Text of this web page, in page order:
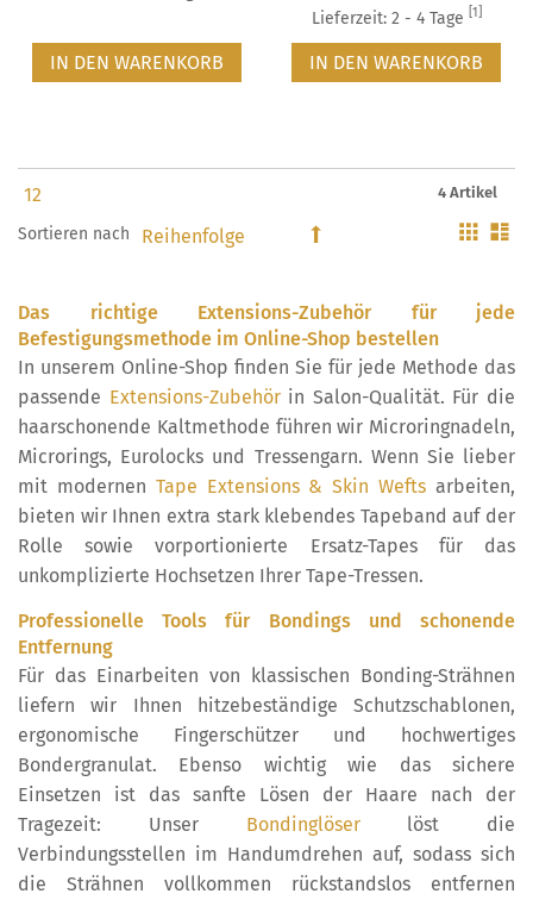
IN DEN WARENKORB
Lieferzeit: 2 - 4 Tage
[1]
IN DEN WARENKORB
4 Artikel
Sortieren nach
Gitter
Das richtige Extensions-Zubehör für jede
Befestigungsmethode im Online-Shop bestellen
In unserem Online-Shop finden Sie für jede Methode das
passende Extensions-Zubehörin Salon-Qualität. Für die
haarschonende Kaltmethode führen wir Microringnadeln,
Microrings, Eurolocks und Tressengarn. Wenn Sie lieber
mit modernen Tape Extensions & Skin Wefts arbeiten,
bieten wir Ihnen extra stark klebendes Tapeband auf der
Rolle sowie vorportionierte Ersatz-Tapes für das
unkomplizierte Hochsetzen Ihrer Tape-Tressen.
Professionelle Tools für Bondings und schonende
Entfernung
Für das Einarbeiten von klassischen Bonding-Strähnen
liefern wir Ihnen hitzebeständige Schutzschablonen,
ergonomische Fingerschützer und hochwertiges
Bondergranulat. Ebenso wichtig wie das sichere
Einsetzen ist das sanfte Lösen der Haare nach der
Tragezeit: Unser Bondinglöserlöst die
Verbindungsstellen im Handumdrehen auf, sodass sich
die Strähnen vollkommen rückstandslos entfernen